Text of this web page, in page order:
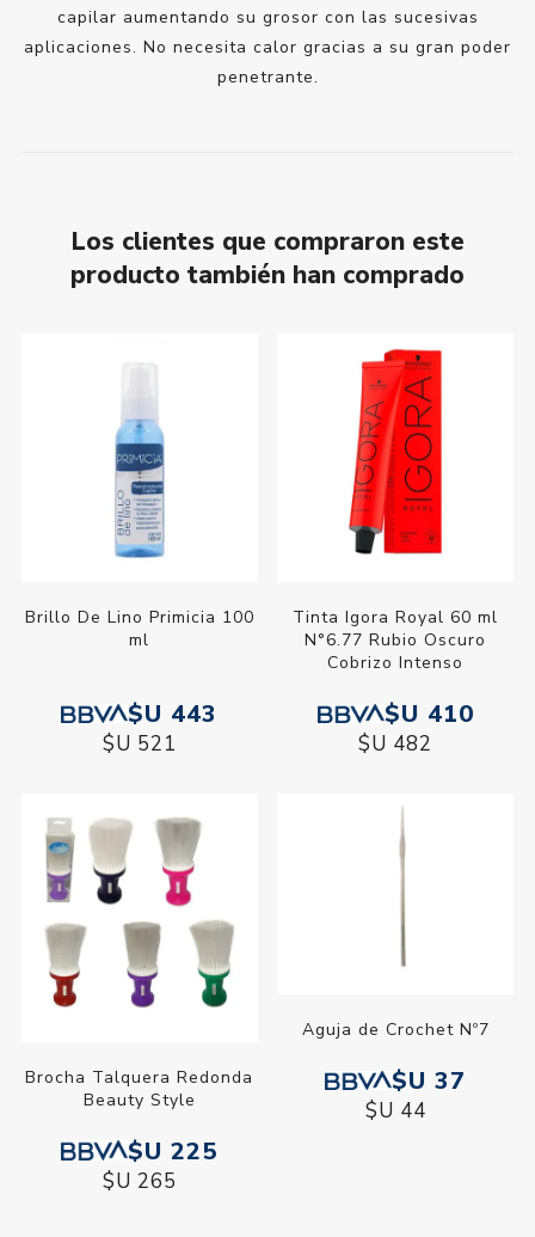
capilar aumentando su grosor con las sucesivas
aplicaciones. No necesita calor gracias a su gran poder
penetrante.
Los clientes que compraron este
producto también han comprado
Brillo De Lino Primicia 100
ml
$U 443
$U 521
Tinta Igora Royal 60 ml
N°6.77 Rubio Oscuro
Cobrizo Intenso
$U 410
$U 482
Brocha Talquera Redonda
Beauty Style
$U 225
$U 265
Aguja de Crochet Nº7
$U 37
$U 44